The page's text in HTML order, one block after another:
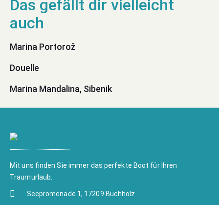
Marina Portorož
Douelle
Marina Mandalina, Sibenik
Mit uns finden Sie immer das perfekte Boot für Ihren
Traumurlaub.
Seepromenade 1, 17209 Buchholz